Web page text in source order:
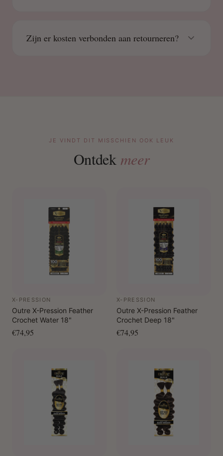
Zijn er kosten verbonden aan retourneren?
JE VINDT DIT MISSCHIEN OOK LEUK
Ontdek meer
X-PRESSION
Outre X-Pression Feather
Crochet Water 18"
€74,95
X-PRESSION
Outre X-Pression Feather
Crochet Deep 18"
€74,95